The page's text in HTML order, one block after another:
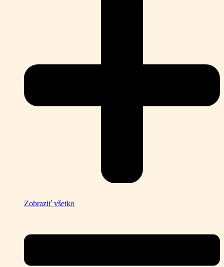
Zobraziť všetko